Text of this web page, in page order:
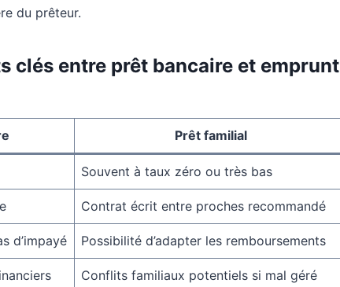
du prêteur.
clés entre prêt bancaire et emprunt
Prêt familial
Souvent à taux zéro ou très bas
Contrat écrit entre proches recommandé
d’impayé Possibilité d’adapter les remboursements
Conflits familiaux potentiels si mal géré